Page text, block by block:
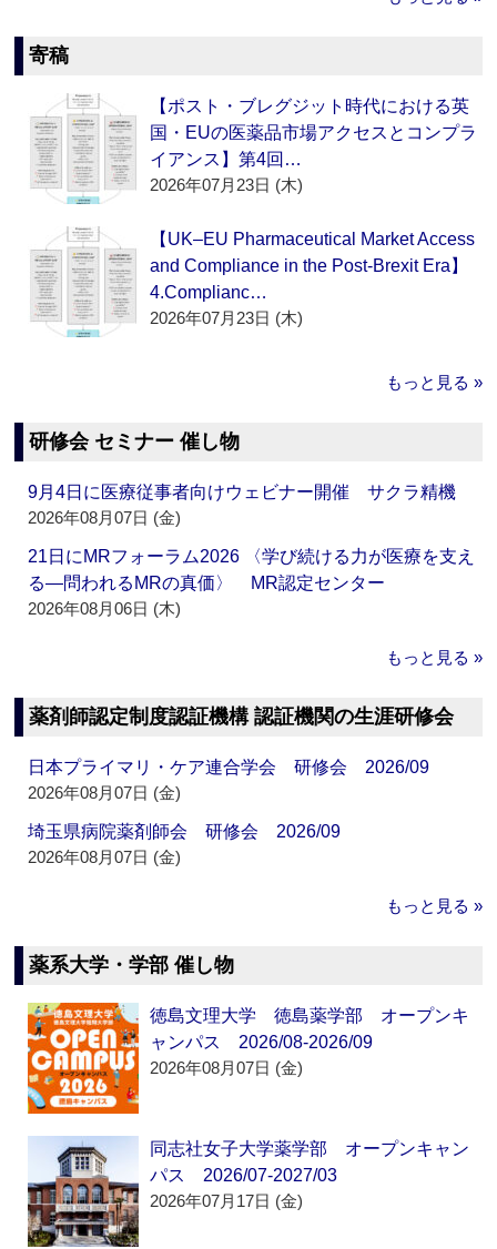
寄稿
【ポスト・ブレグジット時代における英
国・EUの医薬品市場アクセスとコンプラ
イアンス】第4回…
2026年07月23日 (木)
【UK–EU Pharmaceutical Market Access
and Compliance in the Post-Brexit Era】
4.Complianc…
2026年07月23日 (木)
もっと見る »
研修会 セミナー 催し物
9月4日に医療従事者向けウェビナー開催 サクラ精機
2026年08月07日 (金)
21日にMRフォーラム2026 〈学び続ける力が医療を支え
る―問われるMRの真価〉 MR認定センター
2026年08月06日 (木)
もっと見る »
薬剤師認定制度認証機構 認証機関の生涯研修会
日本プライマリ・ケア連合学会 研修会 2026/09
2026年08月07日 (金)
埼玉県病院薬剤師会 研修会 2026/09
2026年08月07日 (金)
もっと見る »
薬系大学・学部 催し物
徳島文理大学 徳島薬学部 オープンキ
ャンパス 2026/08-2026/09
2026年08月07日 (金)
同志社女子大学薬学部 オープンキャン
パス 2026/07-2027/03
2026年07月17日 (金)